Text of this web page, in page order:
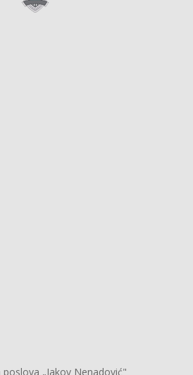
„Jakov Nenadović"